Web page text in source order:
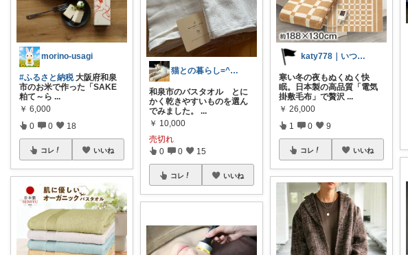
morino-usagi
#ふるさと納税大阪府和泉
市のお米で作った「SAKE
粕て～ら ...
￥ 6,000
0 0 18
コレ いいね
猫との暮らし=^x^=
和泉市のバスタオル とに
かく乾きやすいものを選ん
でみました。...
￥ 10,000
売切れ
0 0 15
コレ いいね
katy778｜いつも有難うございます✨
寒い冬の夜もぬくぬく快
眠。日本製の高品質「電気
掛敷毛布」で贅沢 ...
￥ 26,000
1 0 9
コレ いいね